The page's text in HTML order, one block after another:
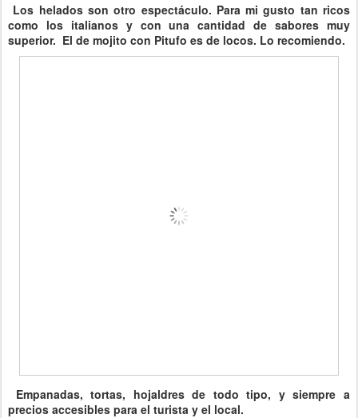
Los helados son otro espectáculo. Para mi gusto tan ricos
como los italianos y con una cantidad de sabores muy
superior. El de mojito con Pitufo es de locos. Lo recomiendo.
Empanadas, tortas, hojaldres de todo tipo, y siempre a
precios accesibles para el turista y el local.